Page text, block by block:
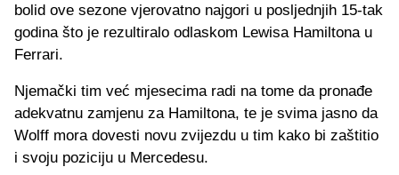
bolid ove sezone vjerovatno najgori u posljednjih 15-tak
godina što je rezultiralo odlaskom Lewisa Hamiltona u
Ferrari.
Njemački tim već mjesecima radi na tome da pronađe
adekvatnu zamjenu za Hamiltona, te je svima jasno da
Wolff mora dovesti novu zvijezdu u tim kako bi zaštitio
i svoju poziciju u Mercedesu.